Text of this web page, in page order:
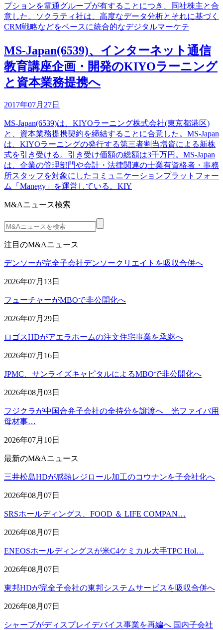
プションを電通グループが有することにつき、同社株主と合
意した。ソクラティ社は、高度なデータ分析とそれに基づく
CRM戦略などをベースに統合的なデジタルマーケテ
MS-Japan(6539)、インターネット通信
教育講座企画・開発のKIYOラーニング
と資本業務提携へ
2017年07月27日
MS-Japan(6539)は、KIYOラーニング株式会社(東京都港区)
と、資本業務提携契約を締結することに合意した。MS-Japan
は、KIYOラーニングの発行する第三者割当増資による新株
式を引き受ける。引き受け価額の総額は3千万円。MS-Japan
は、企業の管理部門や会計・法律関連の士業有資格者・事務
所スタッフを対象にしたコミュニケーションプラットフォー
ム「Manegy」を運営している。KIY
M&Aニュース検索
注目のM&Aニュース
デンソーが完全子会社デンソークリエイトを吸収合併へ
2026年07月13日
フューチャーがMBOで非公開化へ
2026年07月29日
ロゴスHDがアエラホームの注文住宅事業を承継へ
2026年07月16日
JPMC、サンライズキャピタルによるMBOで非公開化へ
2026年08月03日
フジクラが中国合弁子会社の全持分を譲渡へ 光ファイバ用
母材事…
2026年07月10日
最新のM&Aニュース
三井松島HDが感熱レジロール加工のコウナンを子会社化へ
2026年08月07日
SRSホールディングス、FOOD ＆ LIFE COMPAN…
2026年08月07日
ENEOSホールディングスが米C4ケミカル大手TPC Hol…
2026年08月07日
東邦HDが完全子会社の東邦システムサービスを吸収合併へ
2026年08月07日
シャープがディスプレイデバイス事業を再編へ 国内子会社